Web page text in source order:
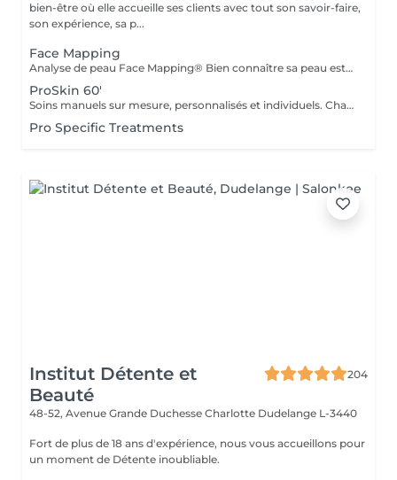
bien-être où elle accueille ses clients avec tout son savoir-faire,
son expérience, sa p...
Face Mapping
Analyse de peau Face Mapping® Bien connaître sa peau est la première étape pour obtenir une peau en bonne santé. Grâce au concept exclusif de Face Mapping®, votre Skin Thérapeute Dermalogica analyse votre peau, zone par zone, pour comprendre ses besoins et ses carences. Une routine de soins appropriée et des conseils personnalisés vous seront ensuite prodigués.
ProSkin 60'
Soins manuels sur mesure, personnalisés et individuels. Chaque rendez-vous une nouvelle expérience, avec une analyse cutanée précise Face Mapping®, toute en fonction de vos attentes et des besoins de votre peau
Pro Specific Treatments
Institut Détente et
Beauté
204
48-52, Avenue Grande Duchesse Charlotte Dudelange L-3440
Fort de plus de 18 ans d'expérience, nous vous accueillons pour
un moment de Détente inoubliable.